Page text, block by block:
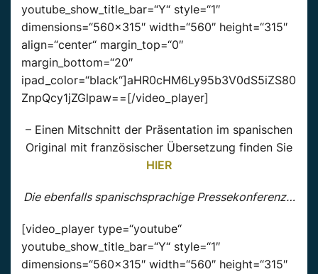
youtube_show_title_bar=“Y“ style=“1″
dimensions=“560×315″ width=“560″ height=“315″
align=“center“ margin_top=“0″
margin_bottom=“20″
ipad_color=“black“]aHR0cHM6Ly95b3V0dS5iZS80
ZnpQcy1jZGlpaw==[/video_player]
– Einen Mitschnitt der Präsentation im spanischen
Original mit französischer Übersetzung finden Sie
HIER
Die ebenfalls spanischsprachige Pressekonferenz…
[video_player type=“youtube“
youtube_show_title_bar=“Y“ style=“1″
dimensions=“560×315″ width=“560″ height=“315″